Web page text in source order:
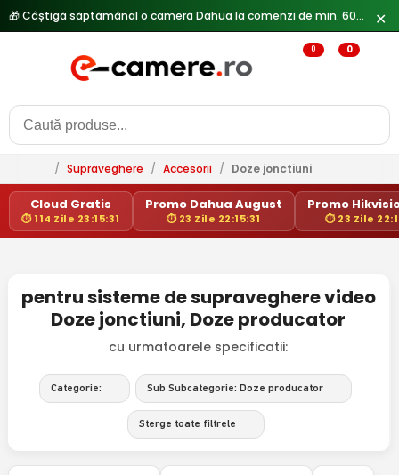
🎁 Câștigă săptămânal o cameră Dahua la comenzi de min. 600 lei — ✕
0 0
/ Supraveghere / Accesorii / Doze jonctiuni
Cloud Gratis
⏱ 114 Zile 23:15:31
Promo Dahua August
⏱ 23 Zile 22:15:31
Promo
⏱ 23 Zile
pentru sisteme de supraveghere video
Doze jonctiuni, Doze producator
cu urmatoarele specificatii:
Categorie: Sub Subcategorie: Doze producator
Sterge toate filtrele